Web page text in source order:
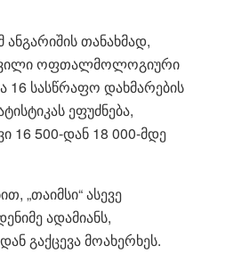
ანგარიშის თანახმად,
ოფთალმოლოგიური
16 სასწრაფო დახმარების
ეფუძნება,
16 500-დან 18 000-მდე
„თაიმსი“ ასევე
ადამიანს,
გაქცევა მოახერხეს.